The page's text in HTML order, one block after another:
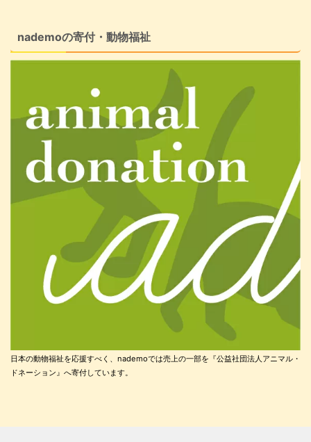
nademoの寄付・動物福祉
日本の動物福祉を応援すべく、nademoでは売上の一部を『公益社団法人アニマル・
ドネーション』へ寄付しています。